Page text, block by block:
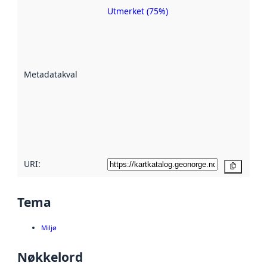
Metadatakvalitet
Metadatakvalitet
Utmerket (75%)
URI:
Tema
Miljø
Nøkkelord